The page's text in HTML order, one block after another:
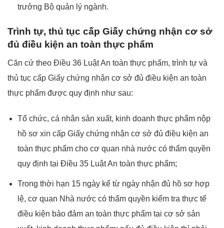
trưởng Bộ quản lý ngành.
Trình tự, thủ tục cấp Giấy chứng nhận cơ sở
đủ điều kiện an toàn thực phẩm
Căn cứ theo Điều 36 Luật An toàn thực phẩm, trình tự và
thủ tục cấp Giấy chứng nhận cơ sở đủ điều kiện an toàn
thực phẩm được quy định như sau:
Tổ chức, cá nhân sản xuất, kinh doanh thực phẩm nộp
hồ sơ xin cấp Giấy chứng nhận cơ sở đủ điều kiện an
toàn thực phẩm cho cơ quan nhà nước có thẩm quyền
quy định tại Điều 35 Luật An toàn thực phẩm;
Trong thời hạn 15 ngày kể từ ngày nhận đủ hồ sơ hợp
lệ, cơ quan Nhà nước có thẩm quyền kiểm tra thực tế
điều kiện bảo đảm an toàn thực phẩm tại cơ sở sản